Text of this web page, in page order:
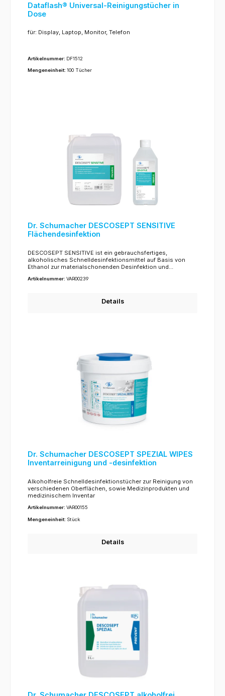
Dataflash® Universal-Reinigungstücher in
Dose
für: Display, Laptop, Monitor, Telefon
Artikelnummer: DF1512
Mengeneinheit: 100 Tücher
Dr. Schumacher DESCOSEPT SENSITIVE
Flächendesinfektion
DESCOSEPT SENSITIVE ist ein gebrauchsfertiges,
alkoholisches Schnelldesinfektionsmittel auf Basis von
Ethanol zur materialschonenden Desinfektion und
Inventar sowie Flächen in öffentlichen Bereichen und in der
Umfeld, in denen ein umfassendes Wirkungsspektrum
Artikelnummer: VAR00239
Details
Dr. Schumacher DESCOSEPT SPEZIAL WIPES
Inventarreinigung und -desinfektion
Alkoholfreie Schnelldesinfektionstücher zur Reinigung von
verschiedenen Oberflächen, sowie Medizinprodukten und
medizinischem Inventar
Artikelnummer: VAR00155
Mengeneinheit: Stück
Details